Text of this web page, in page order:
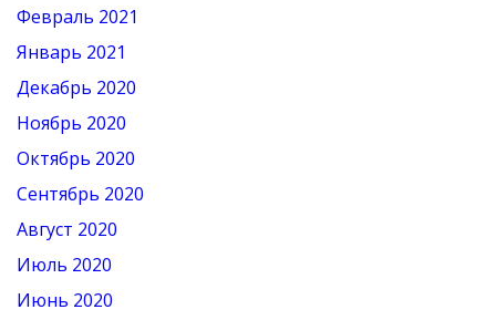
Февраль 2021
Январь 2021
Декабрь 2020
Ноябрь 2020
Октябрь 2020
Сентябрь 2020
Август 2020
Июль 2020
Июнь 2020